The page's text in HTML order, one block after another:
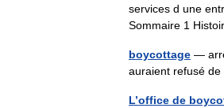
services d une
Sommaire 1
boycottage —
auraient refusé
L’office de